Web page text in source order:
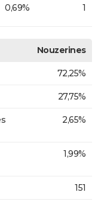
0,69% 1
Nouzerines
72,25%
27,75%
2,65%
1,99%
151